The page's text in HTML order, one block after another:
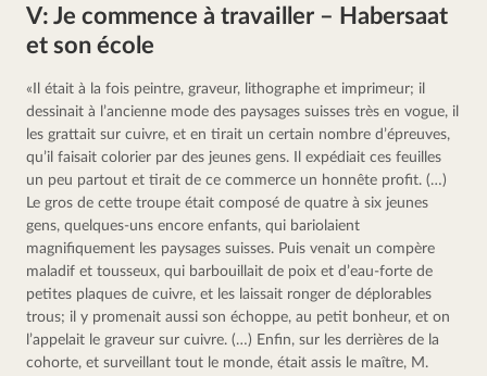
V: Je commence à travailler – Habersaat
et son école
«Il était à la fois peintre, graveur, lithographe et imprimeur; il
dessinait à l’ancienne mode des paysages suisses très en vogue, il
les grattait sur cuivre, et en tirait un certain nombre d’épreuves,
qu’il faisait colorier par des jeunes gens. Il expédiait ces feuilles
un peu partout et tirait de ce commerce un honnête profit. (…)
Le gros de cette troupe était composé de quatre à six jeunes
gens, quelques-uns encore enfants, qui bariolaient
magnifiquement les paysages suisses. Puis venait un compère
maladif et tousseux, qui barbouillait de poix et d’eau-forte de
petites plaques de cuivre, et les laissait ronger de déplorables
trous; il y promenait aussi son échoppe, au petit bonheur, et on
l’appelait le graveur sur cuivre. (…) Enfin, sur les derrières de la
cohorte, et surveillant tout le monde, était assis le maître, M.